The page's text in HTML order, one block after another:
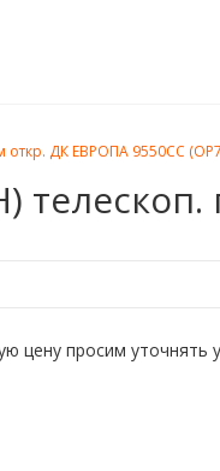
ДК ЕВРОПА 9550CC
просим уточнять